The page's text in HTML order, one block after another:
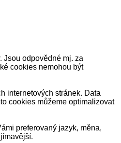
Jsou odpovědné mj. za
cookies nemohou být
internetových stránek. Data
cookies můžeme optimalizovat
preferovaný jazyk, měna,